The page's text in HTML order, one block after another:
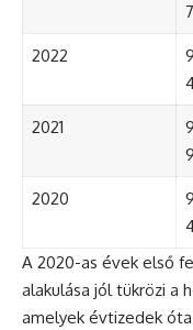
2022
2021
2020
A 2020-as évek első
alakulása jól tükrözi a
amelyek évtizedek